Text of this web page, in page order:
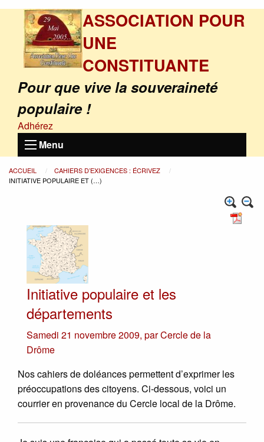
ASSOCIATION POUR
UNE
CONSTITUANTE
Pour que vive la souveraineté
populaire !
Adhérez
Menu
ACCUEIL
CAHIERS D’EXIGENCES : ÉCRIVEZ
INITIATIVE POPULAIRE ET (…)
Initiative populaire et les
départements
Samedi 21 novembre 2009, parCercle de la
Drôme
Nos cahiers de doléances permettent d’exprimer les
préoccupations des citoyens. Ci-dessous, voici un
courrier en provenance du Cercle local de la Drôme.